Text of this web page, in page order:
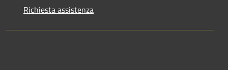
Richiesta assistenza